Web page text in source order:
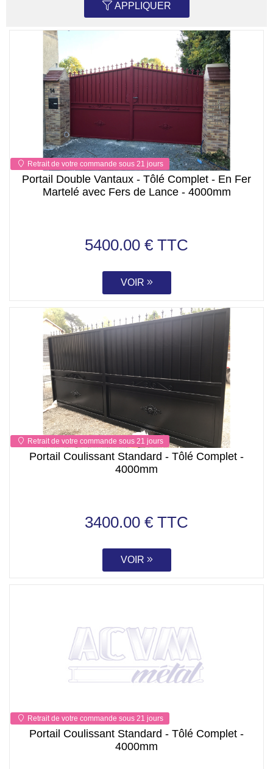
APPLIQUER
Retrait de votre commande sous 21 jours
Portail Double Vantaux - Tôlé Complet - En Fer
Martelé avec Fers de Lance - 4000mm
5400.00 € TTC
VOIR
Retrait de votre commande sous 21 jours
Portail Coulissant Standard - Tôlé Complet -
4000mm
3400.00 € TTC
VOIR
Retrait de votre commande sous 21 jours
Portail Coulissant Standard - Tôlé Complet -
4000mm